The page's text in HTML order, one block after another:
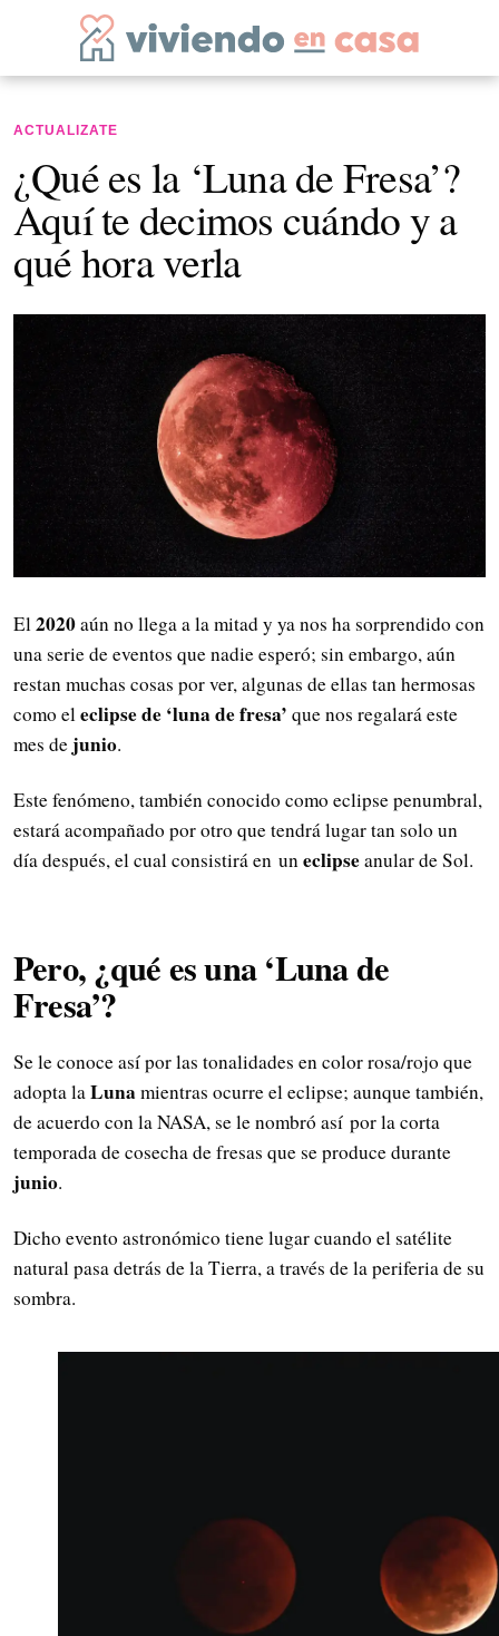
ACTUALIZATE
¿Qué es la ‘Luna de Fresa’?
Aquí te decimos cuándo y a
qué hora verla
El 2020aún no llega a la mitad y ya nos ha sorprendido con
una serie de eventos que nadie esperó; sin embargo, aún
restan muchas cosas por ver, algunas de ellas tan hermosas
como el eclipse de ‘luna de fresa’ que nos regalará este
mes de junio.
Este fenómeno, también conocido como eclipse penumbral,
estará acompañado por otro que tendrá lugar tan solo un
día después, el cual consistirá en uneclipseanular de Sol.
Pero, ¿qué es una ‘Luna de
Fresa’?
Se le conoce así por las tonalidades en color rosa/rojo que
adopta laLuna mientras ocurre el eclipse; aunque también,
de acuerdo con la NASA, se le nombró así por la corta
temporada de cosecha de fresas que se produce durante
junio.
Dicho evento astronómico tiene lugar cuando el satélite
natural pasa detrás de la Tierra, a través de la periferia de su
sombra.